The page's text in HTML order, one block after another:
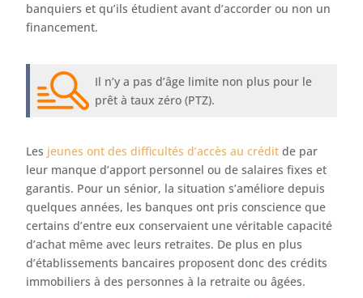
banquiers et qu’ils étudient avant d’accorder ou non un
financement.
Il n’y a pas d’âge limite non plus pour le
prêt à taux zéro (PTZ).
Les jeunes ont des difficultés d’accès au crédit de par
leur manque d’apport personnel ou de salaires fixes et
garantis. Pour un sénior, la situation s’améliore depuis
quelques années, les banques ont pris conscience que
certains d’entre eux conservaient une véritable capacité
d’achat même avec leurs retraites. De plus en plus
d’établissements bancaires proposent donc des crédits
immobiliers à des personnes à la retraite ou âgées.